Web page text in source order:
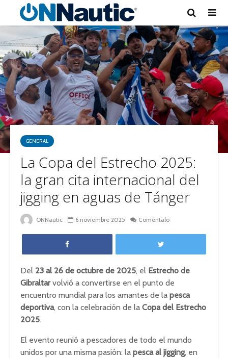
GENERAL
La Copa del Estrecho 2025:
la gran cita internacional del
jigging en aguas de Tánger
ONNautic 6 noviembre 2025 Coméntalo
Del 23 al 26 de octubre de 2025, el Estrecho de
Gibraltarvolvió a convertirse en el punto de
encuentro mundial para los amantes de la pesca
deportiva, con la celebración de la Copa del Estrecho
2025.
El evento reunió a pescadores de todo el mundo
unidos por una misma pasión: la pesca al jigging, en